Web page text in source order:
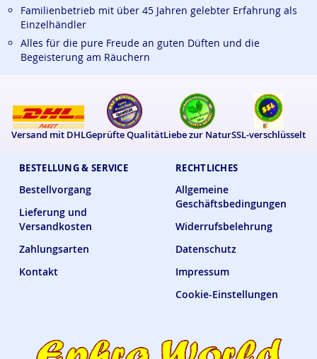
BESTELLUNG & SERVICE
Bestellvorgang
Lieferung und
Versandkosten
Zahlungsarten
Kontakt
RECHTLICHES
Allgemeine
Geschäftsbedingungen
Widerrufsbelehrung
Datenschutz
Impressum
Cookie-Einstellungen
Familienbetrieb mit über 45 Jahren gelebter Erfahrung als
Einzelhändler
Alles für die pure Freude an guten Düften und die
Begeisterung am Räuchern
Versand mit DHLGeprüfte QualitätLiebe zur NaturSSL-verschlüsselt